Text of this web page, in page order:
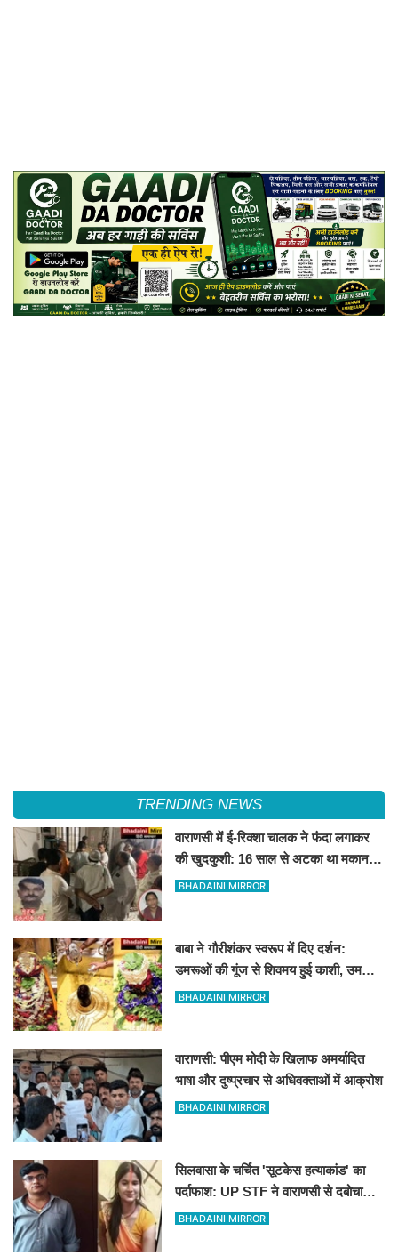
TRENDING NEWS
वाराणसी में ई-रिक्शा चालक ने फंदा लगाकर
की खुदकुशी: 16 साल से अटका था मकान,
पत्नी बोली- बिल्डर और पारिवारिक विवाद से थे
BHADAINI MIRROR
बाबा ने गौरीशंकर स्वरूप में दिए दर्शन:
डमरूओं की गूंज से शिवमय हुई काशी, उमड़ा
आस्था का अटूट सैलाब
BHADAINI MIRROR
वाराणसी: पीएम मोदी के खिलाफ अमर्यादित
भाषा और दुष्प्रचार से अधिवक्ताओं में आक्रोश
BHADAINI MIRROR
सिलवासा के चर्चित 'सूटकेस हत्याकांड' का
पर्दाफाश: UP STF ने वाराणसी से दबोचा
कातिल पति, Love मैरिज के बाद की थी हत्या
BHADAINI MIRROR